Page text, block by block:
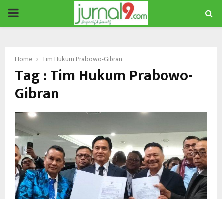
PRIMARY
Home Tim Hukum Prabowo-Gibran
Tag : Tim Hukum Prabowo-
Gibran